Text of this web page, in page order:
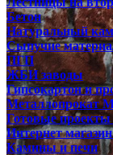
Бетон
Натуральный
Сыпучие
ПГП
ЖБИ заводы
Гипсокартон и
Металлопрокат
Готовые проекты
Интернет
Камины и печи